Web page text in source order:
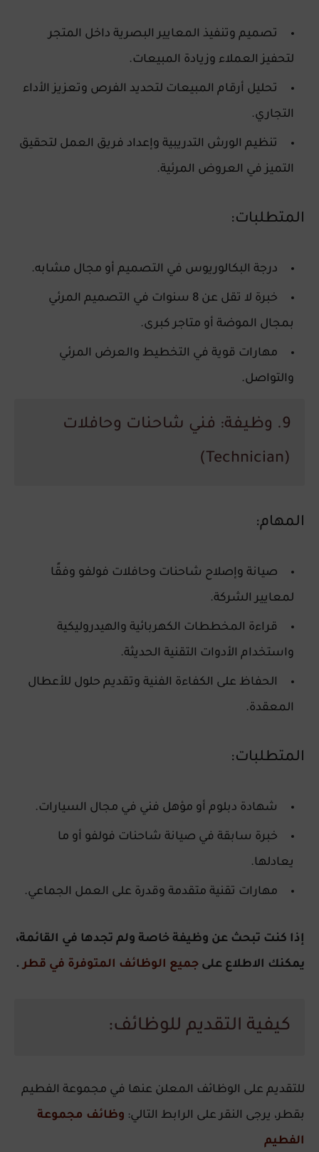
تصميم وتنفيذ المعايير البصرية داخل المتجر
لتحفيز العملاء وزيادة المبيعات.
تحليل أرقام المبيعات لتحديد الفرص وتعزيز الأداء
التجاري.
تنظيم الورش التدريبية وإعداد فريق العمل لتحقيق
التميز في العروض المرئية.
المتطلبات:
درجة البكالوريوس في التصميم أو مجال مشابه.
خبرة لا تقل عن 8 سنوات في التصميم المرئي
بمجال الموضة أو متاجر كبرى.
مهارات قوية في التخطيط والعرض المرئي
والتواصل.
9. وظيفة: فني شاحنات وحافلات
(Technician)
المهام:
صيانة وإصلاح شاحنات وحافلات فولفو وفقًا
لمعايير الشركة.
قراءة المخططات الكهربائية والهيدروليكية
واستخدام الأدوات التقنية الحديثة.
الحفاظ على الكفاءة الفنية وتقديم حلول للأعطال
المعقدة.
المتطلبات:
شهادة دبلوم أو مؤهل فني في مجال السيارات.
خبرة سابقة في صيانة شاحنات فولفو أو ما
يعادلها.
مهارات تقنية متقدمة وقدرة على العمل الجماعي.
إذا كنت تبحث عن وظيفة خاصة ولم تجدها في القائمة،
يمكنك الاطلاع على جميع الوظائف المتوفرة في قطر .
كيفية التقديم للوظائف:
للتقديم على الوظائف المعلن عنها في مجموعة الفطيم
بقطر، يرجى النقر على الرابط التالي: وظائف مجموعة
الفطيم